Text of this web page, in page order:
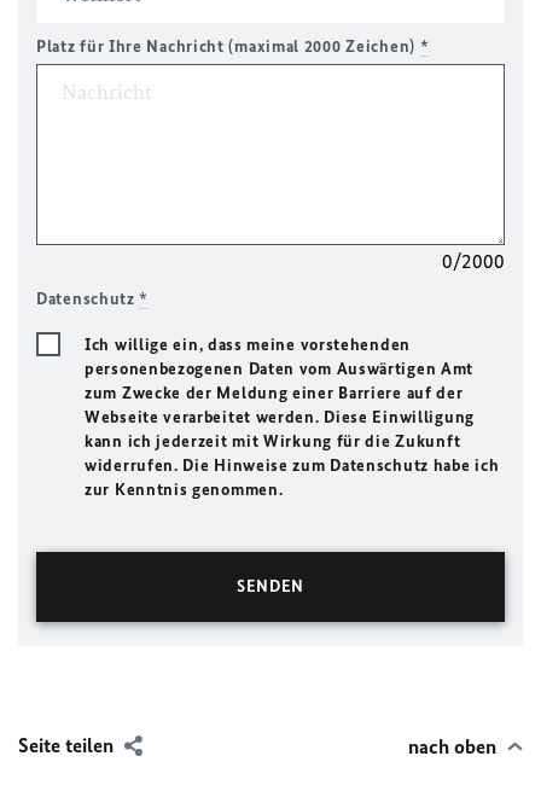
Platz für Ihre Nachricht (maximal 2000 Zeichen) *
0/2000
Datenschutz*
Ich willige ein, dass meine vorstehenden
personenbezogenen Daten vom Auswärtigen Amt
zum Zwecke der Meldung einer Barriere auf der
Webseite verarbeitet werden. Diese Einwilligung
kann ich jederzeit mit Wirkung für die Zukunft
widerrufen. Die Hinweise zum Datenschutz habe ich
zur Kenntnis genommen.
Seite teilen nach oben